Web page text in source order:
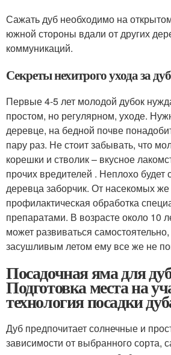
Сажать дуб необходимо на
южной стороны вдали от других
коммуникаций.
Секреты нехитрого ухода за
Первые 4-5 лет молодой дубок
простом, но регулярном, уходе.
деревце, на бедной почве
пару раз. Не стоит забывать, что
корешки и стволик – вкусное
прочих вредителей . Неплохо будет
деревца заборчик. От насекомых
профилактическая обработка
препаратами. В возрасте около 10
может развиваться
засушливым летом ему все же не
Посадочная яма для
Подготовка места на
технология посадки
Дуб предпочитает солнечные и
зависимости от выбранного сорта,